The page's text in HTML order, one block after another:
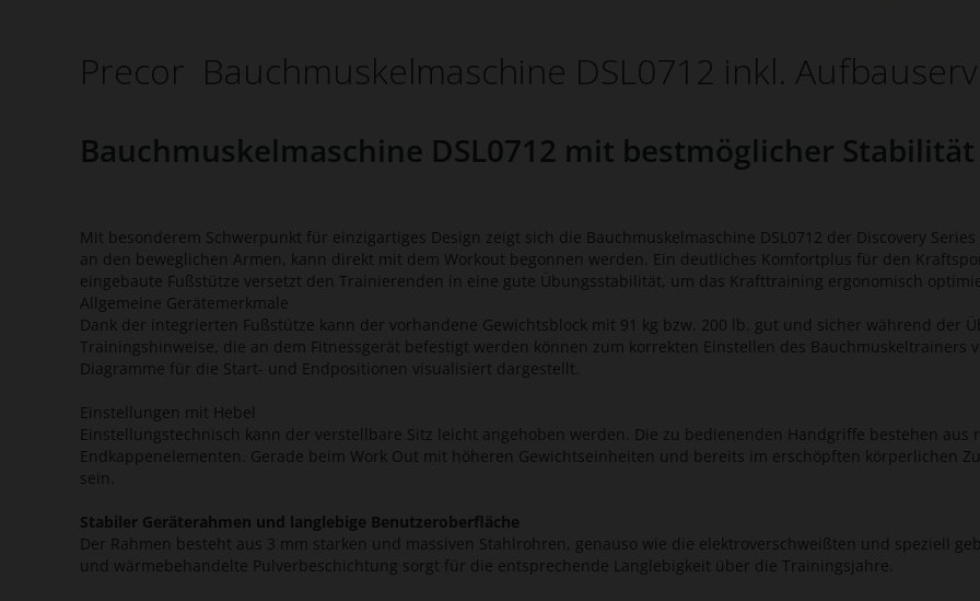
Precor Bauchmuskelmaschine DSL0712 inkl.
Bauchmuskelmaschine DSL0712 mit bestmöglicher
Mit besonderem Schwerpunkt für einzigartiges Design zeigt sich die Bauchmuskelmaschine DSL0712 der Discovery
an den beweglichen Armen, kann direkt mit dem Workout begonnen werden. Ein deutliches Komfortplus für den
eingebaute Fußstütze versetzt den Trainierenden in eine gute Übungsstabilität, um das Krafttraining ergonomisch
Allgemeine Gerätemerkmale
Dank der integrierten Fußstütze kann der vorhandene Gewichtsblock mit 91 kg bzw. 200 lb. gut und sicher während der
Trainingshinweise, die an dem Fitnessgerät befestigt werden können zum korrekten Einstellen des
Diagramme für die Start- und Endpositionen visualisiert dargestellt.
Einstellungen mit Hebel
Einstellungstechnisch kann der verstellbare Sitz leicht angehoben werden. Die zu bedienenden Handgriffe bestehen
Endkappenelementen. Gerade beim Work Out mit höheren Gewichtseinheiten und bereits im erschöpften körperlichen
sein.
Stabiler Geräterahmen und langlebige Benutzeroberfläche
Der Rahmen besteht aus 3 mm starken und massiven Stahlrohren, genauso wie die elektroverschweißten und speziell
und wärmebehandelte Pulverbeschichtung sorgt für die entsprechende Langlebigkeit über die Trainingsjahre.